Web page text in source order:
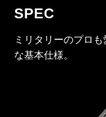
SPEC
ミリタリーのプロ
な基本仕様。